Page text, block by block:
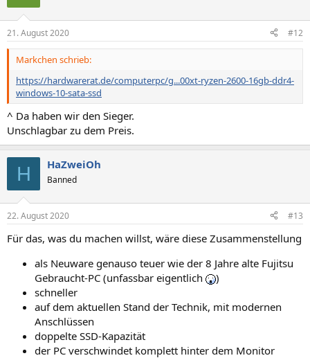
21. August 2020 #12
Markchen schrieb:
https://hardwarerat.de/computerpc/g...00xt-ryzen-2600-16gb-ddr4-
windows-10-sata-ssd
^ Da haben wir den Sieger.
Unschlagbar zu dem Preis.
H HaZweiOh
Banned
22. August 2020 #13
Für das, was du machen willst, wäre diese Zusammenstellung
als Neuware genauso teuer wie der 8 Jahre alte Fujitsu
Gebraucht-PC (unfassbar eigentlich
)
schneller
auf dem aktuellen Stand der Technik, mit modernen
Anschlüssen
doppelte SSD-Kapazität
der PC verschwindet komplett hinter dem Monitor